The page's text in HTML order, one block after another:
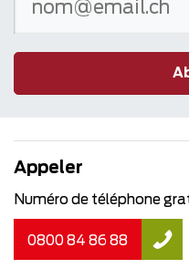
Appeler
Numéro de téléphone
0800 84 86 88